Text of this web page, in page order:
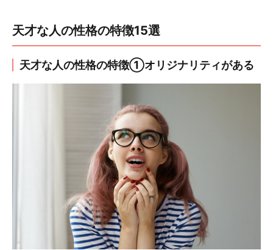
天才な人の性格の特徴15選
天才な人の性格の特徴①オリジナリティがある